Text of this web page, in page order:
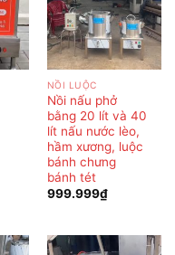
NỒI LUỘC
Nồi nấu phở
bằng 20 lít và 40
lít nấu nước lèo,
hầm xương, luộc
bánh chưng
bánh tét
999.999₫